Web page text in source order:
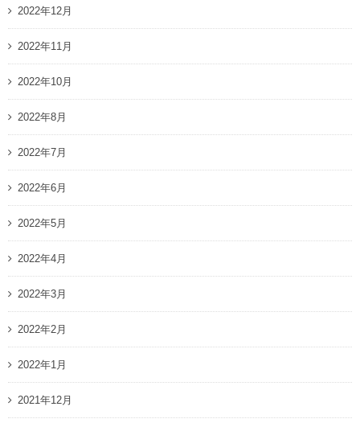
2022年12月
2022年11月
2022年10月
2022年8月
2022年7月
2022年6月
2022年5月
2022年4月
2022年3月
2022年2月
2022年1月
2021年12月